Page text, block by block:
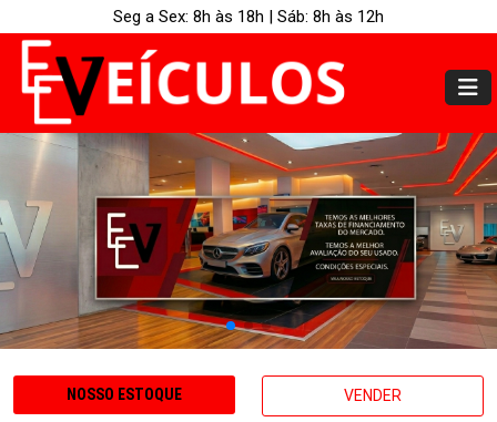
Seg a Sex: 8h às 18h | Sáb: 8h às 12h
NOSSO ESTOQUE VENDER